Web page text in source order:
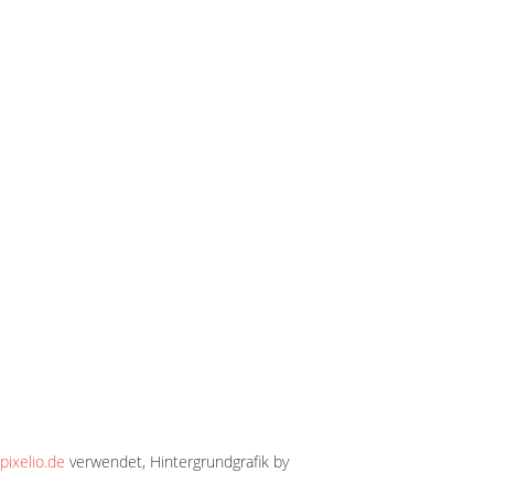
pixelio.de verwendet, Hintergrundgrafik by